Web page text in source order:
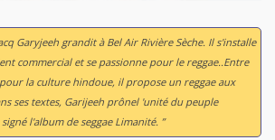
Garyjeeh grandit à Bel Air Rivière Sèche. Il s'installe
commercial et se passionne pour le reggae..Entre
la culture hindoue, il propose un reggae aux
ses textes, Garijeeh prônel 'unité du peuple
l'album de seggaeLimanité. ”